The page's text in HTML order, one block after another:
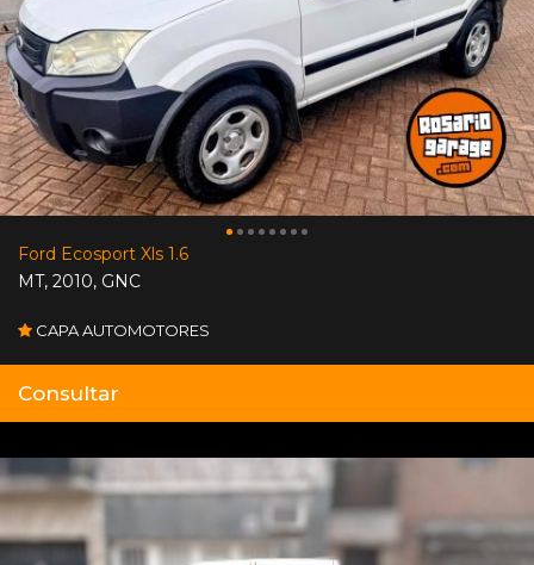
Ford Ecosport Xls 1.6
MT, 2010, GNC
CAPA AUTOMOTORES
Consultar